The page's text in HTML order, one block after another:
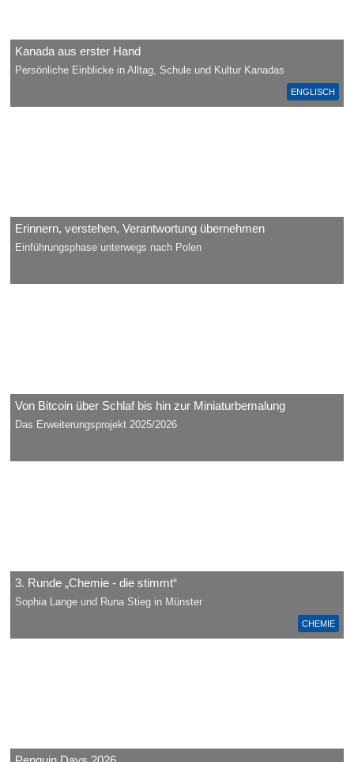
ENGLISCH
Kanada aus erster Hand
Persönliche Einblicke in Alltag, Schule und Kultur Kanadas
Erinnern, verstehen, Verantwortung übernehmen
Einführungsphase unterwegs nach Polen
Von Bitcoin über Schlaf bis hin zur Miniaturbemalung
Das Erweiterungsprojekt 2025/2026
CHEMIE
3. Runde „Chemie - die stimmt“
Sophia Lange und Runa Stieg in Münster